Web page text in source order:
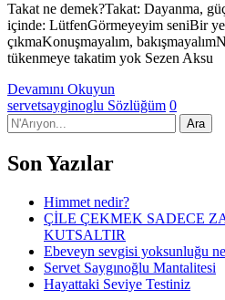
Takat ne demek?Takat: Dayanma,
içinde: LütfenGörmeyeyim seniBir
çıkmaKonuşmayalım,
tükenmeye takatim yok Sezen Aksu
Devamını Okuyun
servetsayginoglu Sözlüğüm 0
Son Yazılar
Himmet nedir?
ÇİLE ÇEKMEK SADECE
KUTSALTIR
Ebeveyn sevgisi yoksunluğu
Servet Saygınoğlu Mantalitesi
Hayattaki Seviye Testiniz